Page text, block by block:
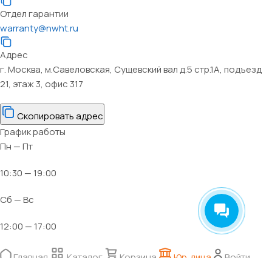
Отдел гарантии
warranty@nwht.ru
Адрес
г. Москва, м.Савеловская, Сущевский вал д.5 стр.1А, подъезд
21, этаж 3, офис 317
Скопировать адрес
График работы
Пн — Пт
10:30 — 19:00
Сб — Вс
12:00 — 17:00